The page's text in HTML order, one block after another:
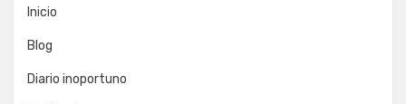
Inicio
Blog
Diario inoportuno